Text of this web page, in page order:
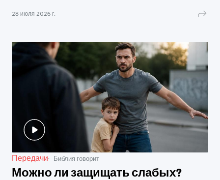
28 июля 2026 г.
Передачи Библия говорит
Можно ли защищать слабых?